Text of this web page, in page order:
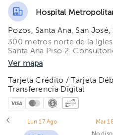
Hospital
Pozos, Santa Ana, San
300 metros norte de la
Santa Ana Piso 2.
Ver mapa
Tarjeta Crédito / Tarjeta
Transferencia Digital
Lun 17 Ago
Mar